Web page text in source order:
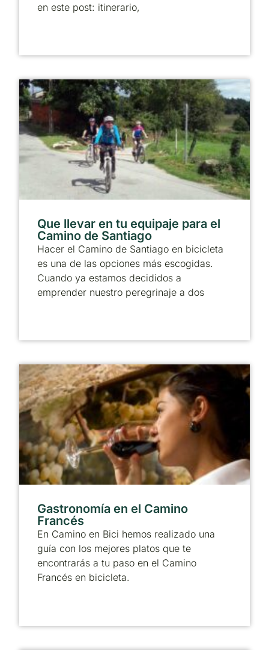
en este post: itinerario,
Que llevar en tu equipaje para el
Camino de Santiago
Hacer el Camino de Santiago en bicicleta
es una de las opciones más escogidas.
Cuando ya estamos decididos a
emprender nuestro peregrinaje a dos
Gastronomía en el Camino
Francés
En Camino en Bici hemos realizado una
guía con los mejores platos que te
encontrarás a tu paso en el Camino
Francés en bicicleta.